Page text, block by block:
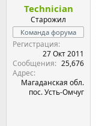
Technician
Старожил
Команда форума
Регистрация
27 Окт 2011
Сообщения
25,676
Адрес
Магаданская обл.
пос. Усть-Омчуг